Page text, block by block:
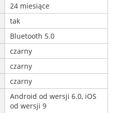
24 miesiące
tak
Bluetooth 5.0
czarny
czarny
czarny
Android od wersji 6.0, iOS
od wersji 9